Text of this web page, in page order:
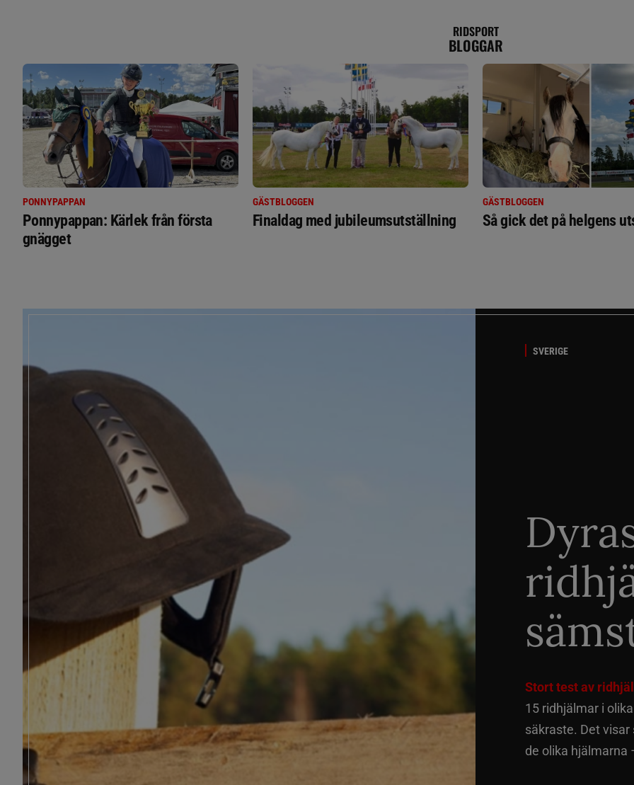
RIDSPORT
BLOGGAR
PONNYPAPPAN
Ponnypappan: Kärlek från första
gnägget
GÄSTBLOGGEN
Finaldag med jubileumsutställning
GÄSTBLOGGEN
Så gick det på helgens
SVERIGE
Stort test av
15 ridhjälmar i
säkraste. Det
de olika hjälmarna